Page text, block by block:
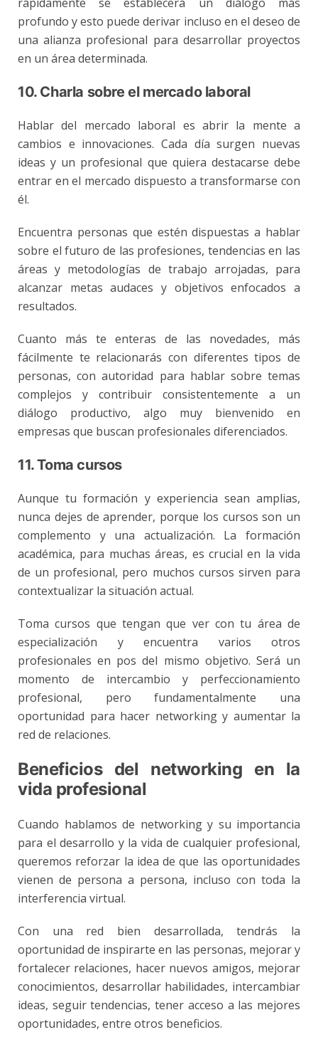
rápidamente se establecerá un diálogo más
profundo y esto puede derivar incluso en el deseo de
una alianza profesional para desarrollar proyectos
en un área determinada.
10. Charla sobre el mercado laboral
Hablar del mercado laboral es abrir la mente a
cambios e innovaciones. Cada día surgen nuevas
ideas y un profesional que quiera destacarse debe
entrar en el mercado dispuesto a transformarse con
él.
Encuentra personas que estén dispuestas a hablar
sobre el futuro de las profesiones, tendencias en las
áreas y metodologías de trabajo arrojadas, para
alcanzar metas audaces y objetivos enfocados a
resultados.
Cuanto más te enteras de las novedades, más
fácilmente te relacionarás con diferentes tipos de
personas, con autoridad para hablar sobre temas
complejos y contribuir consistentemente a un
diálogo productivo, algo muy bienvenido en
empresas que buscan profesionales diferenciados.
11. Toma cursos
Aunque tu formación y experiencia sean amplias,
nunca dejes de aprender, porque los cursos son un
complemento y una actualización. La formación
académica, para muchas áreas, es crucial en la vida
de un profesional, pero muchos cursos sirven para
contextualizar la situación actual.
Tomacursos que tengan que ver con tu área de
especialización y encuentra varios otros
profesionales en pos del mismo objetivo. Será un
momento de intercambio y perfeccionamiento
profesional, pero fundamentalmente una
oportunidad para hacer networking y aumentar la
red de relaciones.
Beneficios del networking en la
vida profesional
Cuando hablamos de networking y su importancia
para el desarrollo y la vida de cualquier profesional,
queremos reforzar la idea de que las oportunidades
vienen de persona a persona, incluso con toda la
interferencia virtual.
Con una red bien desarrollada, tendrás la
oportunidad de inspirarte en las personas, mejorar y
fortalecer relaciones, hacer nuevos amigos, mejorar
conocimientos, desarrollar habilidades, intercambiar
ideas, seguir tendencias, tener acceso a las mejores
oportunidades, entre otros beneficios.